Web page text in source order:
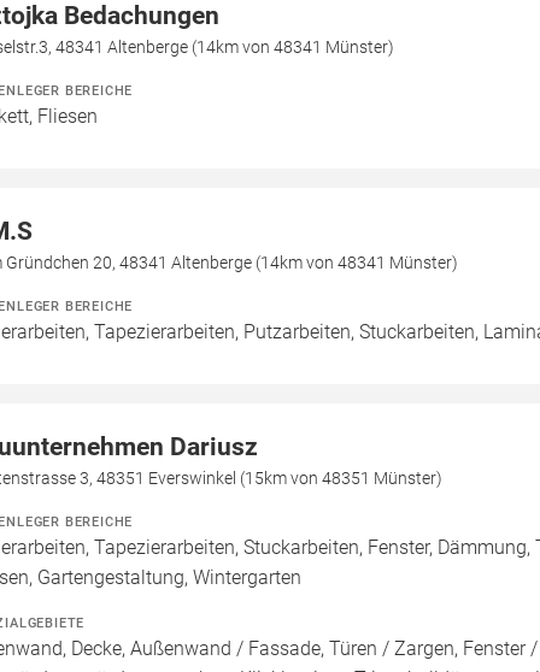
Bedachungen
48341 Altenberge (14km von 48341 Münster)
BEREICHE
Fliesen
Gründchen 20, 48341 Altenberge (14km von 48341 Münster)
BEREICHE
Tapezierarbeiten, Putzarbeiten, Stuckarbeiten,
Dariusz
3, 48351 Everswinkel (15km von 48351 Münster)
BEREICHE
Tapezierarbeiten, Stuckarbeiten, Fenster,
Gartengestaltung, Wintergarten
Decke, Außenwand / Fassade, Türen / Zargen,